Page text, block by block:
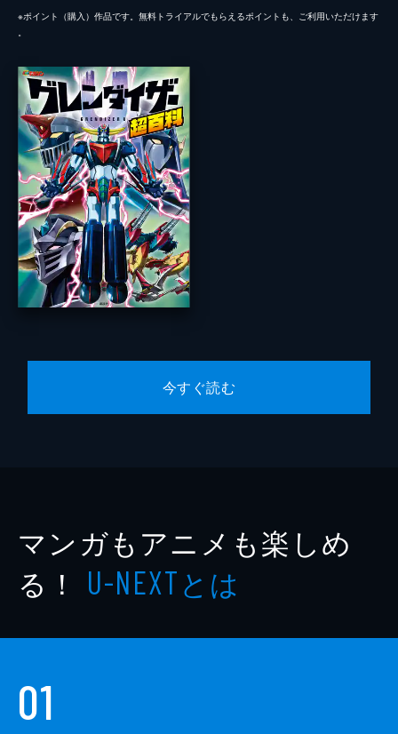
※ポイント（購⼊）作品です。無料トライアルでもらえるポイントも、ご利⽤いただけます
今すぐ読む
マンガもアニメも楽しめ
る！ U-NEXTとは
01